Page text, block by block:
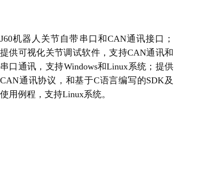
J60机器人关节自带串口和CAN通讯接口；
提供可视化关节调试软件，支持CAN通讯和
串口通讯，支持Windows和Linux系统；提供
CAN通讯协议，和基于C语言编写的SDK及
使用例程，支持Linux系统。